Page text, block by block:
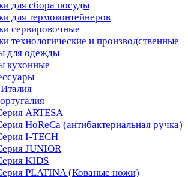
для сбора посуды
для термоконтейнеров
сервировочные
технологические и производственные
для одежды
кухонные
ARTESA
HoReCa (антибактериальная ручка)
I-TECH
JUNIOR
KIDS
PLATINA (Кованые ножи)